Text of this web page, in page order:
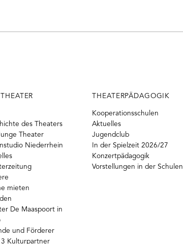
des Theaters
Theater
Niederrhein
mieten
De Maaspoort in
und Förderer
3 Kulturpartner
THEATERPÄDAGOGIK
Kooperationsschulen
Aktuelles
Jugendclub
In der Spielzeit 2026/27
Konzertpädagogik
Vorstellungen in der Schulen